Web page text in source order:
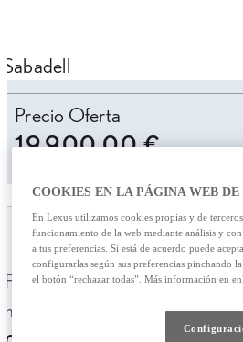
Sabadell
Precio Oferta
19.900,00 €
Fecha de
matriculación
11.700
COOKIES EN LA PÁGINA WEB DE
En Lexus utilizamos cookies propias y de
funcionamiento de la web mediante análisis y
a tus preferencias. Si está de acuerdo puede
configurarlas según sus preferencias pinchando
el botón “rechazar todas”. Más información en